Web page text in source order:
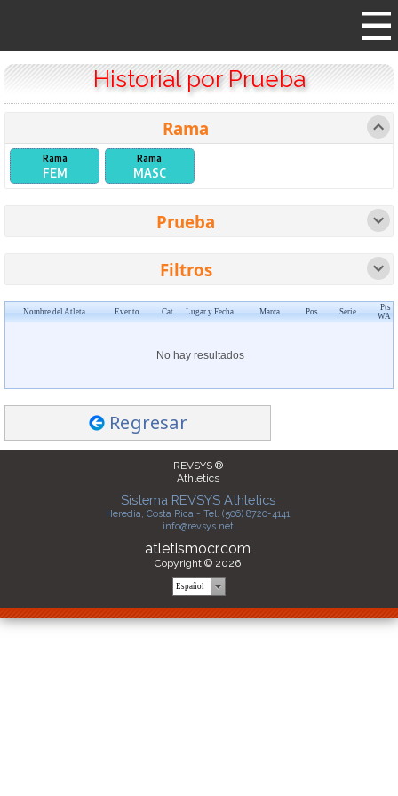
Historial por Prueba
Rama
Rama
FEM
Rama
MASC
Prueba
Filtros
Cronometraje
Equipo Filtrar
Filtrar
Nombre del Atleta Evento Cat Lugar y Fecha Marca Pos Serie
Pts
WA
No hay resultados
Regresar
REVSYS ®
Athletics
Sistema REVSYS Athletics
Heredia, Costa Rica - Tel. (506) 8720-4141
info@revsys.net
atletismocr.com
Copyright © 2026